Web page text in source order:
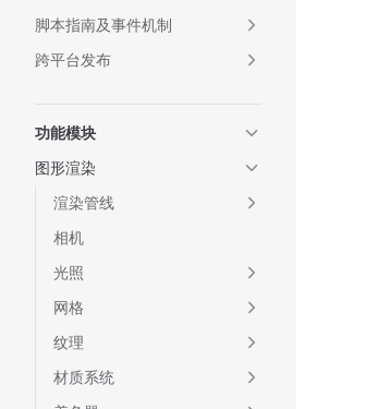
脚本指南及事件机制
跨平台发布
功能模块
图形渲染
渲染管线
相机
光照
网格
纹理
材质系统